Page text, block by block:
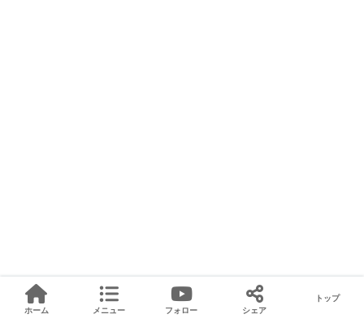
ホーム メニュー フォロー シェア
トップ